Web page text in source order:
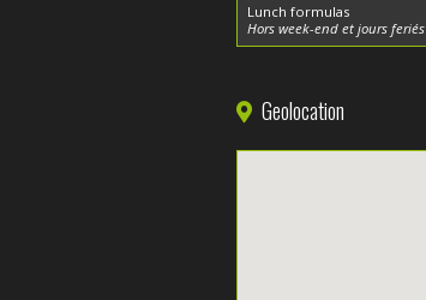
Lunch formulas
Hors week-end et jours feriés
Geolocation